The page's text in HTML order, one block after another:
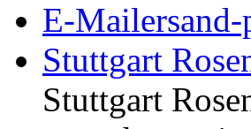
E-
Stuttgart
Stuttgart